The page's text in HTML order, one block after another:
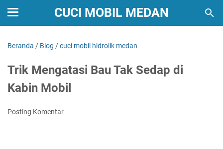
CUCI MOBIL MEDAN
Beranda / Blog /cuci mobil hidrolik medan
Trik Mengatasi Bau Tak Sedap di
Kabin Mobil
Posting Komentar